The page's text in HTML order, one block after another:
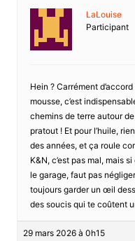
LaLouise
Participant
Hein ? Carrément
mousse, c’est
chemins de terre autour
pratout ! Et pour l’huile,
des années, et ça roule
K&N, c’est pas mal, mais
le garage, faut pas
toujours garder un œil
des soucis qui te coûtent
29 mars 2026 à 0h15